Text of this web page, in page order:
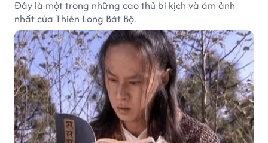
Đây là một trong những cao thủ bi kịch và ám ảnh
nhất của Thiên Long Bát Bộ.